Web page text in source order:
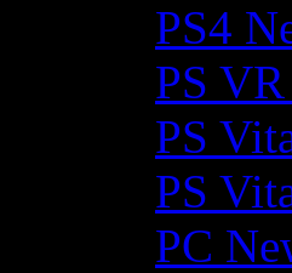
PS4
PS
PS
PS
PC